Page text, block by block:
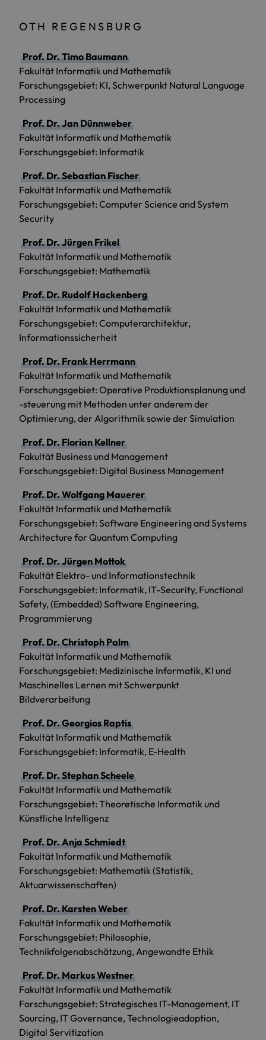
OTH REGENSBURG
Prof. Dr. Timo Baumann
Fakultät Informatik und Mathematik
Forschungsgebiet: KI, Schwerpunkt Natural Language
Processing
Prof. Dr. Jan Dünnweber
Fakultät Informatik und Mathematik
Forschungsgebiet: Informatik
Prof. Dr. Sebastian Fischer
Fakultät Informatik und Mathematik
Forschungsgebiet: Computer Science and System
Security
Prof. Dr. Jürgen Frikel
Fakultät Informatik und Mathematik
Forschungsgebiet: Mathematik
Prof. Dr. Rudolf Hackenberg
Fakultät Informatik und Mathematik
Forschungsgebiet: Computerarchitektur,
Informationssicherheit
Prof. Dr. Frank Herrmann
Fakultät Informatik und Mathematik
Forschungsgebiet: Operative Produktionsplanung und
-steuerung mit Methoden unter anderem der
Optimierung, der Algorithmik sowie der Simulation
Prof. Dr. Florian Kellner
Fakultät Business und Management
Forschungsgebiet: Digital Business Management
Prof. Dr. Wolfgang Mauerer
Fakultät Informatik und Mathematik
Forschungsgebiet: Software Engineering and Systems
Architecture for Quantum Computing
Prof. Dr. Jürgen Mottok
Fakultät Elektro- und Informationstechnik
Forschungsgebiet: Informatik, IT-Security, Functional
Safety, (Embedded) Software Engineering,
Programmierung
Prof. Dr. Christoph Palm
Fakultät Informatik und Mathematik
Forschungsgebiet: Medizinische Informatik, KI und
Maschinelles Lernen mit Schwerpunkt
Bildverarbeitung
Prof. Dr. Georgios Raptis
Fakultät Informatik und Mathematik
Forschungsgebiet: Informatik, E-Health
Prof. Dr. Stephan Scheele
Fakultät Informatik und Mathematik
Forschungsgebiet: Theoretische Informatik und
Künstliche Intelligenz
Prof. Dr. Anja Schmiedt
Fakultät Informatik und Mathematik
Forschungsgebiet: Mathematik (Statistik,
Aktuarwissenschaften)
Prof. Dr. Karsten Weber
Fakultät Informatik und Mathematik
Forschungsgebiet: Philosophie,
Technikfolgenabschätzung, Angewandte Ethik
Prof. Dr. Markus Westner
Fakultät Informatik und Mathematik
Forschungsgebiet: Strategisches IT-Management, IT
Sourcing, IT Governance, Technologieadoption,
Digital Servitization